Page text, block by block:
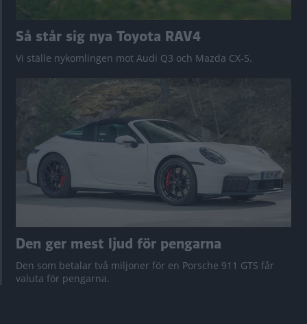
Så står sig nya Toyota RAV4
Vi ställe nykomlingen mot Audi Q3 och Mazda CX-5.
Den ger mest ljud för pengarna
Den som betalar två miljoner för en Porsche 911 GTS får
valuta för pengarna.